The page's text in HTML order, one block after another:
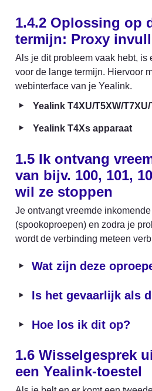
1.4.2 Oplossing op
termijn: Proxy
Als je dit probleem vaak hebt, is
voor de lange termijn. Hiervoor
webinterface van je Yealink.
‣ Yealink T4XU/T5XW/
‣ Yealink T4Xs apparaat
1.5 Ik ontvang
van bijv. 100, 101,
wil ze stoppen
Je ontvangt vreemde
(spookoproepen) en zodra je
wordt de verbinding meteen
‣ Wat zijn deze
‣ Is het gevaarlijk als
‣ Hoe los ik dit op?
1.6 Wisselgesprek
een Yealink-toestel